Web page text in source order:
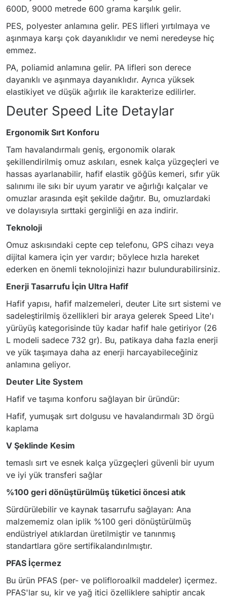
600D, 9000 metrede 600 grama karşılık gelir.
PES, polyester anlamına gelir. PES lifleri yırtılmaya ve
aşınmaya karşı çok dayanıklıdır ve nemi neredeyse hiç
emmez.
PA, poliamid anlamına gelir. PA lifleri son derece
dayanıklı ve aşınmaya dayanıklıdır. Ayrıca yüksek
elastikiyet ve düşük ağırlık ile karakterize edilirler.
Deuter Speed Lite Detaylar
Ergonomik Sırt Konforu
Tam havalandırmalı geniş, ergonomik olarak
şekillendirilmiş omuz askıları, esnek kalça yüzgeçleri ve
hassas ayarlanabilir, hafif elastik göğüs kemeri, sıfır yük
salınımı ile sıkı bir uyum yaratır ve ağırlığı kalçalar ve
omuzlar arasında eşit şekilde dağıtır. Bu, omuzlardaki
ve dolayısıyla sırttaki gerginliği en aza indirir.
Teknoloji
Omuz askısındaki cepte cep telefonu, GPS cihazı veya
dijital kamera için yer vardır; böylece hızla hareket
ederken en önemli teknolojinizi hazır bulundurabilirsiniz.
Enerji Tasarrufu İçin Ultra Hafif
Hafif yapısı, hafif malzemeleri, deuter Lite sırt sistemi ve
sadeleştirilmiş özellikleri bir araya gelerek Speed ​​Lite'ı
yürüyüş kategorisinde tüy kadar hafif hale getiriyor (26
L modeli sadece 732 gr). Bu, patikaya daha fazla enerji
ve yük taşımaya daha az enerji harcayabileceğiniz
anlamına geliyor.
Deuter Lite System
Hafif ve taşıma konforu sağlayan bir üründür:
Hafif, yumuşak sırt dolgusu ve havalandırmalı 3D örgü
kaplama
V Şeklinde Kesim
temaslı sırt ve esnek kalça yüzgeçleri güvenli bir uyum
ve iyi yük transferi sağlar
%100 geri dönüştürülmüş tüketici öncesi atık
Sürdürülebilir ve kaynak tasarrufu sağlayan: Ana
malzememiz olan iplik %100 geri dönüştürülmüş
endüstriyel atıklardan üretilmiştir ve tanınmış
standartlara göre sertifikalandırılmıştır.
PFAS İçermez
Bu ürün PFAS (per- ve polifloroalkil maddeler) içermez.
PFAS'lar su, kir ve yağ itici özelliklere sahiptir ancak